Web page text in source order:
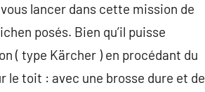
lancer dans cette mission de
posés. Bien qu’il puisse
( type Kärcher ) en procédant du
toit : avec une brosse dure et de